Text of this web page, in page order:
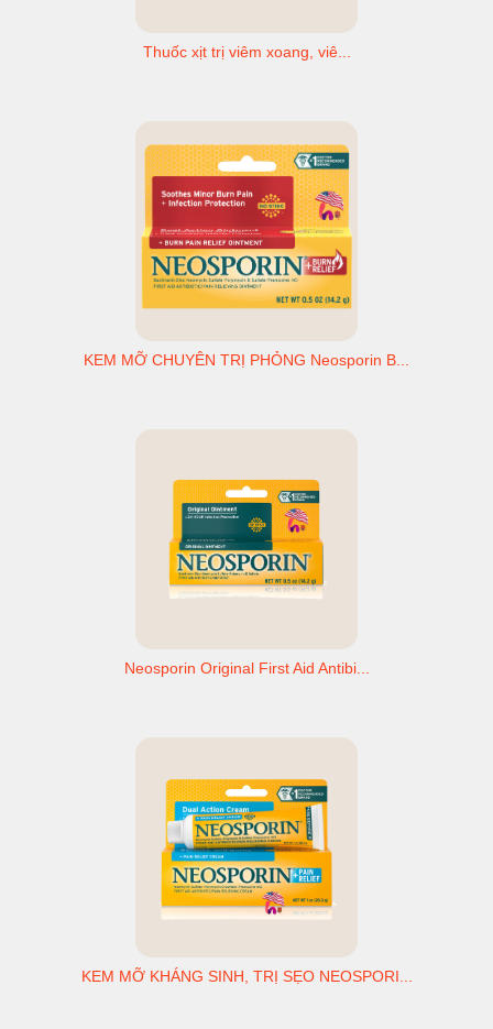
Thuốc xịt trị viêm xoang, viê...
KEM MỠ CHUYÊN TRỊ PHỎNG Neosporin B...
Neosporin Original First Aid Antibi...
KEM MỠ KHÁNG SINH, TRỊ SẸO NEOSPORI...